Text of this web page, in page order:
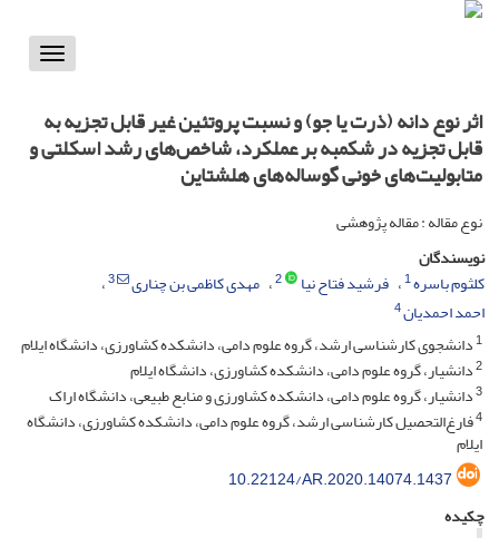
Toggle
اثر نوع دانه (ذرت یا جو) و نسبت پروتئین غیر قابل تجزیه به
قابل تجزیه در شکمبه بر عملکرد، شاخص‌های رشد اسکلتی و
متابولیت‌های خونی گوساله‌های هلشتاین
نوع مقاله : مقاله پژوهشی
نویسندگان
کلثوم باسره1 فرشید فتاح نیا 2 مهدی کاظمی بن چناری 3
احمد احمدیان4
1دانشجوی کارشناسی ارشد، گروه علوم دامی، دانشکده کشاورزی، دانشگاه ایلام
2دانشیار، گروه علوم دامی، دانشکده کشاورزی، دانشگاه ایلام
3دانشیار، گروه علوم دامی، دانشکده کشاورزی و منابع طبیعی، دانشگاه اراک
4فارغ‌التحصیل کارشناسی ارشد، گروه علوم دامی، دانشکده کشاورزی، دانشگاه
ایلام
10.22124/AR.2020.14074.1437
چکیده